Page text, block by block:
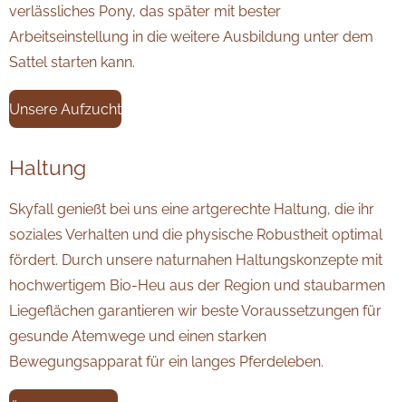
verlässliches Pony, das später mit bester
Arbeitseinstellung in die weitere Ausbildung unter dem
Sattel starten kann.
Unsere Aufzucht
Haltung
Skyfall genießt bei uns eine artgerechte Haltung, die ihr
soziales Verhalten und die physische Robustheit optimal
fördert. Durch unsere naturnahen Haltungskonzepte mit
hochwertigem Bio-Heu aus der Region und staubarmen
Liegeflächen garantieren wir beste Voraussetzungen für
gesunde Atemwege und einen starken
Bewegungsapparat für ein langes Pferdeleben.